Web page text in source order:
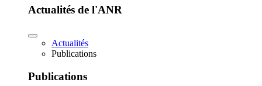
Actualités de l'ANR
Actualités
Publications
Publications